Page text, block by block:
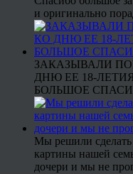
и оригинально
ЗАКАЗЫВАЛИ
ДНЮ ЕЕ 18-
БОЛЬШОЕ
Мы решили сделать
картины нашей
дочери и мы не